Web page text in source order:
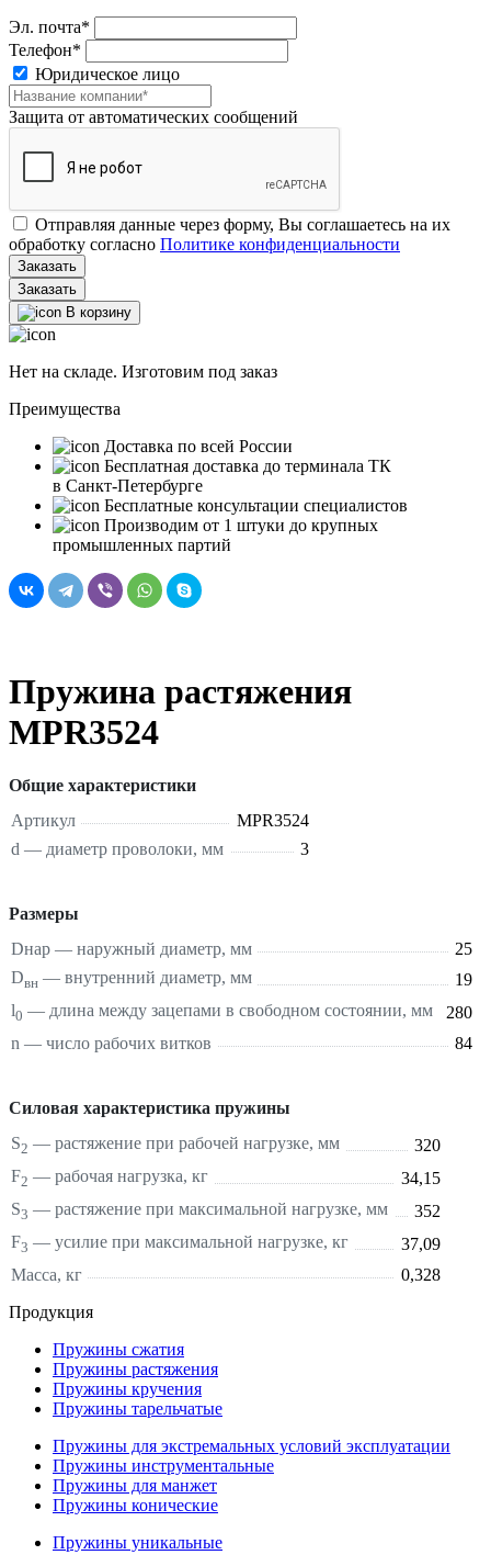
Эл. почта*
Телефон*
Юридическое лицо
Защита от автоматических сообщений
Отправляя данные через форму, Вы соглашаетесь на их
обработку согласно Политике конфиденциальности
Заказать
В корзину
Нет на складе. Изготовим под заказ
Преимущества
Доставка по всей России
Бесплатная доставка до терминала ТК
в Санкт‑Петербурге
Бесплатные консультации специалистов
Производим от 1 штуки до крупных
промышленных партий
Пружина растяжения
MPR3524
Общие характеристики
Артикул
MPR3524
d — диаметр проволоки, мм
3
Размеры
Dнар — наружный диаметр, мм
25
Dвн — внутренний диаметр, мм
19
l0 — длина между зацепами в свободном состоянии, мм
280
n — число рабочих витков
84
Силовая характеристика пружины
S2 — растяжение при рабочей нагрузке, мм
320
F2 — рабочая нагрузка, кг
34,15
S3 — растяжение при максимальной нагрузке, мм
352
F3 — усилие при максимальной нагрузке, кг
37,09
Масса, кг
0,328
Продукция
Пружины сжатия
Пружины растяжения
Пружины кручения
Пружины тарельчатые
Пружины для экстремальных условий эксплуатации
Пружины инструментальные
Пружины для манжет
Пружины конические
Пружины уникальные